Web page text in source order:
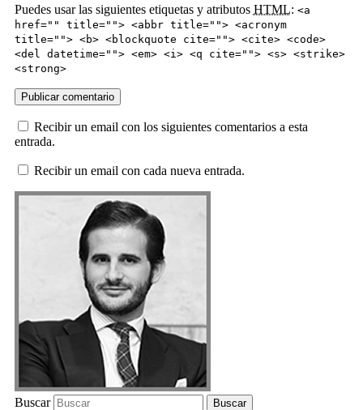
Puedes usar las siguientes etiquetas y atributos HTML: <a
href="" title=""> <abbr title=""> <acronym
title=""> <b> <blockquote cite=""> <cite> <code>
<del datetime=""> <em> <i> <q cite=""> <s> <strike>
<strong>
Recibir un email con los siguientes comentarios a esta
entrada.
Recibir un email con cada nueva entrada.
Buscar